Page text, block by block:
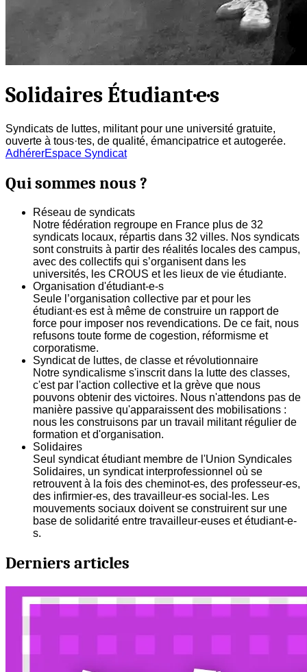
Solidaires Étudiant·e·s
Syndicats de luttes, militant pour une université gratuite,
ouverte à tous·tes, de qualité, émancipatrice et autogerée.
AdhérerEspace Syndicat
Qui sommes nous ?
Réseau de syndicats
Notre fédération regroupe en France plus de 32
syndicats locaux, répartis dans 32 villes. Nos syndicats
sont construits à partir des réalités locales des campus,
avec des collectifs qui s’organisent dans les
universités, les CROUS et les lieux de vie étudiante.
Organisation d'étudiant-e-s
Seule l’organisation collective par et pour les
étudiant·es est à même de construire un rapport de
force pour imposer nos revendications. De ce fait, nous
refusons toute forme de cogestion, réformisme et
corporatisme.
Syndicat de luttes, de classe et révolutionnaire
Notre syndicalisme s'inscrit dans la lutte des classes,
c'est par l'action collective et la grève que nous
pouvons obtenir des victoires. Nous n'attendons pas de
manière passive qu'apparaissent des mobilisations :
nous les construisons par un travail militant régulier de
formation et d'organisation.
Solidaires
Seul syndicat étudiant membre de l'Union Syndicales
Solidaires, un syndicat interprofessionnel où se
retrouvent à la fois des cheminot-es, des professeur-es,
des infirmier-es, des travailleur-es social-les. Les
mouvements sociaux doivent se construirent sur une
base de solidarité entre travailleur-euses et étudiant-e-
s.
Derniers articles